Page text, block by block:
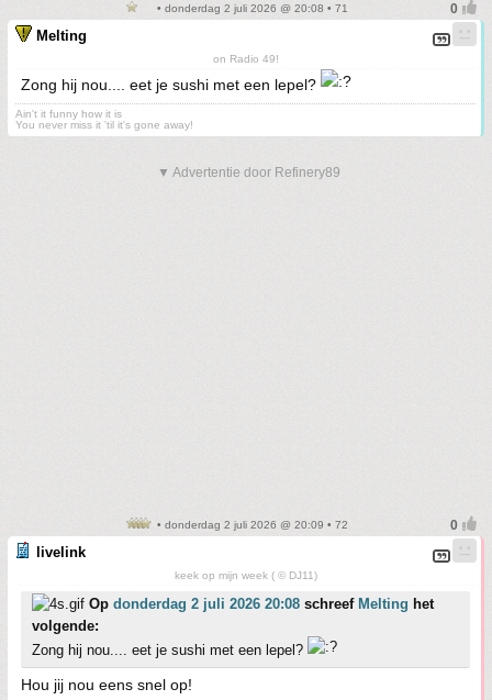
• donderdag 2 juli 2026 @ 20:08 • 71
Melting
on Radio 49!
Zong hij nou.... eet je sushi met een lepel?
Ain't it funny how it is
You never miss it 'til it's gone away!
▼ Advertentie door Refinery89
• donderdag 2 juli 2026 @ 20:09 • 72
livelink
keek op mijn week ( © DJ11)
Op donderdag 2 juli 2026 20:08 schreef Melting het
volgende:
Zong hij nou.... eet je sushi met een lepel?
Hou jij nou eens snel op!